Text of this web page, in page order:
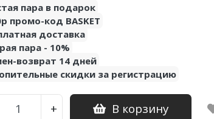
пара в подарок
промо-код BASKET
доставка
пара - 10%
возврат 14 дней
скидки за регистрацию
+ В корзину